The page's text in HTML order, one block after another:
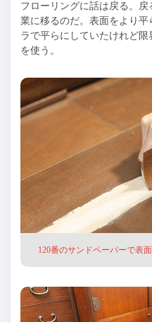
フローリングに話は戻る。
業に移るのだ。表面をより
ラで平らにしていたけれど
を使う。
120番のサンドペーパーで表面